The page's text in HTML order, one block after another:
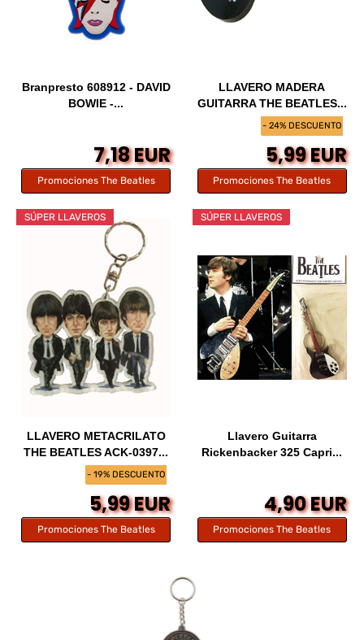
Branpresto 608912 - DAVID
BOWIE -...
7,18 EUR
Promociones The Beatles
- 24% DESCUENTO
LLAVERO MADERA
GUITARRA THE BEATLES...
5,99 EUR
Promociones The Beatles
- 19% DESCUENTO
SÚPER LLAVEROS
LLAVERO METACRILATO
THE BEATLES ACK-0397...
5,99 EUR
Promociones The Beatles
SÚPER LLAVEROS
Llavero Guitarra
Rickenbacker 325 Capri...
4,90 EUR
Promociones The Beatles